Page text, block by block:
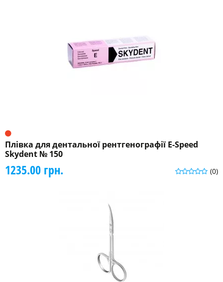
Плівка для дентальної рентгенографії E-Speed
Skydent № 150
(0)
1235.00 грн.